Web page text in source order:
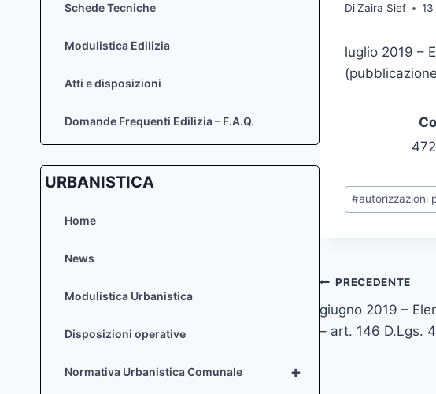
DiZaira Sief
luglio 2019 –
Tag
articolo:
#autorizzazioni
articoli
PRECEDENTE
giugno 2019 –
– art. 146 D.Lgs.
Schede Tecniche
Modulistica Edilizia
Atti e disposizioni
Domande Frequenti Edilizia – F.A.Q.
URBANISTICA
Home
News
Modulistica Urbanistica
Disposizioni operative
+
Normativa Urbanistica Comunale